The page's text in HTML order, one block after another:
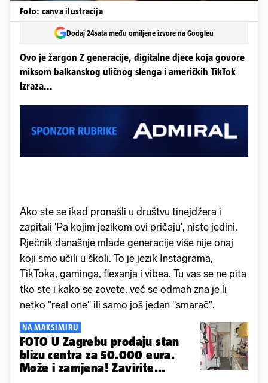
Foto: canva ilustracija
Dodaj 24sata među omiljene izvore na Googleu
Ovo je žargon Z generacije, digitalne djece koja govore
miksom balkanskog uličnog slenga i američkih TikTok
izraza...
Ako ste se ikad pronašli u društvu tinejdžera i
zapitali 'Pa kojim jezikom ovi pričaju', niste jedini.
Rječnik današnje mlade generacije više nije onaj
koji smo učili u školi. To je jezik Instagrama,
TikToka, gaminga, flexanja i vibea. Tu vas se ne pita
tko ste i kako se zovete, već se odmah zna je li
netko "real one" ili samo još jedan "smarač".
NA MAKSIMIRU
FOTO U Zagrebu prodaju stan
blizu centra za 50.000 eura.
Može i zamjena! Zavirite...